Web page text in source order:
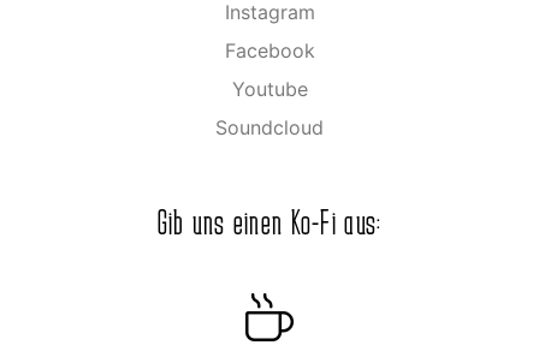
Instagram
Facebook
Youtube
Soundcloud
Gib uns einen Ko-Fi aus: